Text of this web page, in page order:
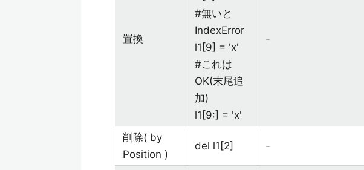
置換
#無いと
IndexError
l1[9] = 'x'
#これは
OK(末尾追
加)
l1[9:] = 'x'
-
削除( by
Position )
del l1[2] -